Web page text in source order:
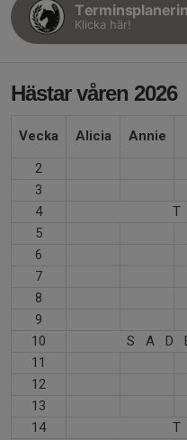
Klicka här!
Hästar våren 2026
Vecka Alicia Annie
2
3
4
5
6
7
8
9
10
S A D
11
12
13
14